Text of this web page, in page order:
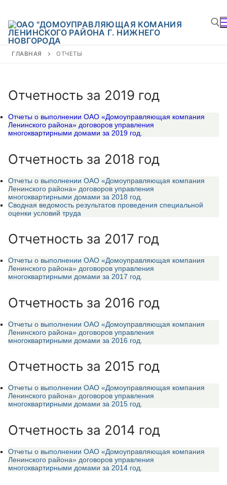
ГЛАВНАЯ ОТЧЕТЫ
Отчетность за 2019 год
Отчеты о выполнении ОАО «Домоуправляющая компания
Ленинского района» договоров управления
многоквартирными домами за 2019 год.
Отчетность за 2018 год
Отчеты о выполнении ОАО «Домоуправляющая компания
Ленинского района» договоров управления
многоквартирными домами за 2018 год.
Сводная ведомость результатов проведения специальной
оценки условий труда
Отчетность за 2017 год
Отчеты о выполнении ОАО «Домоуправляющая компания
Ленинского района» договоров управления
многоквартирными домами за 2017 год.
Отчетность за 2016 год
Отчеты о выполнении ОАО «Домоуправляющая компания
Ленинского района» договоров управления
многоквартирными домами за 2016 год.
Отчетность за 2015 год
Отчеты о выполнении ОАО «Домоуправляющая компания
Ленинского района» договоров управления
многоквартирными домами за 2015 год.
Отчетность за 2014 год
Отчеты о выполнении ОАО «Домоуправляющая компания
Ленинского района» договоров управления
многоквартирными домами за 2014 год.